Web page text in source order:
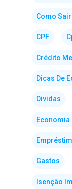
Como
CPF
Crédito
Dicas De
Dividas
Economia
Gastos
Isenção